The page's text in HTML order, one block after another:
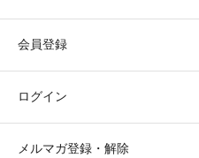
会員登録
ログイン
メルマガ登録・解除